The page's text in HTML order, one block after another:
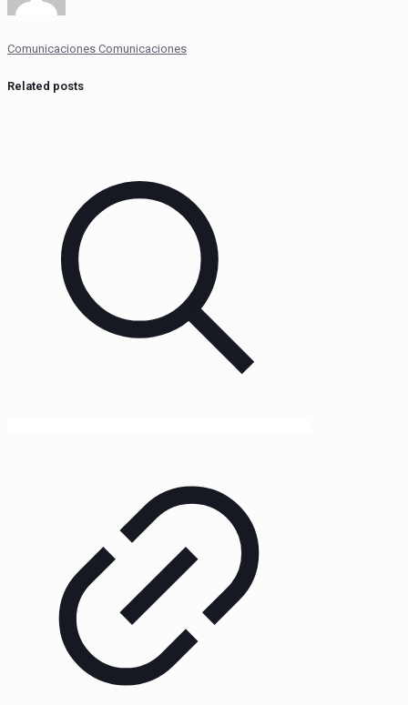
Comunicaciones Comunicaciones
Related posts